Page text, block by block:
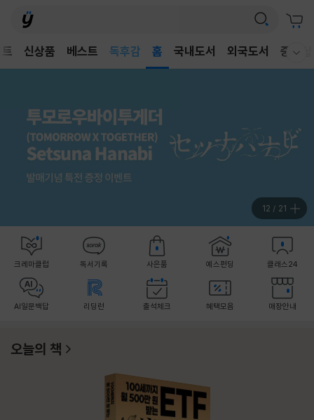
신상품 베스트
어린이
홈 국내도서 외국도서 중고샵
12 / 21
크레마클럽 독서기록 사은품 예스펀딩 클래스24
AI일문백답 리딩런 출석체크 혜택모음 매장안내
오늘의 책